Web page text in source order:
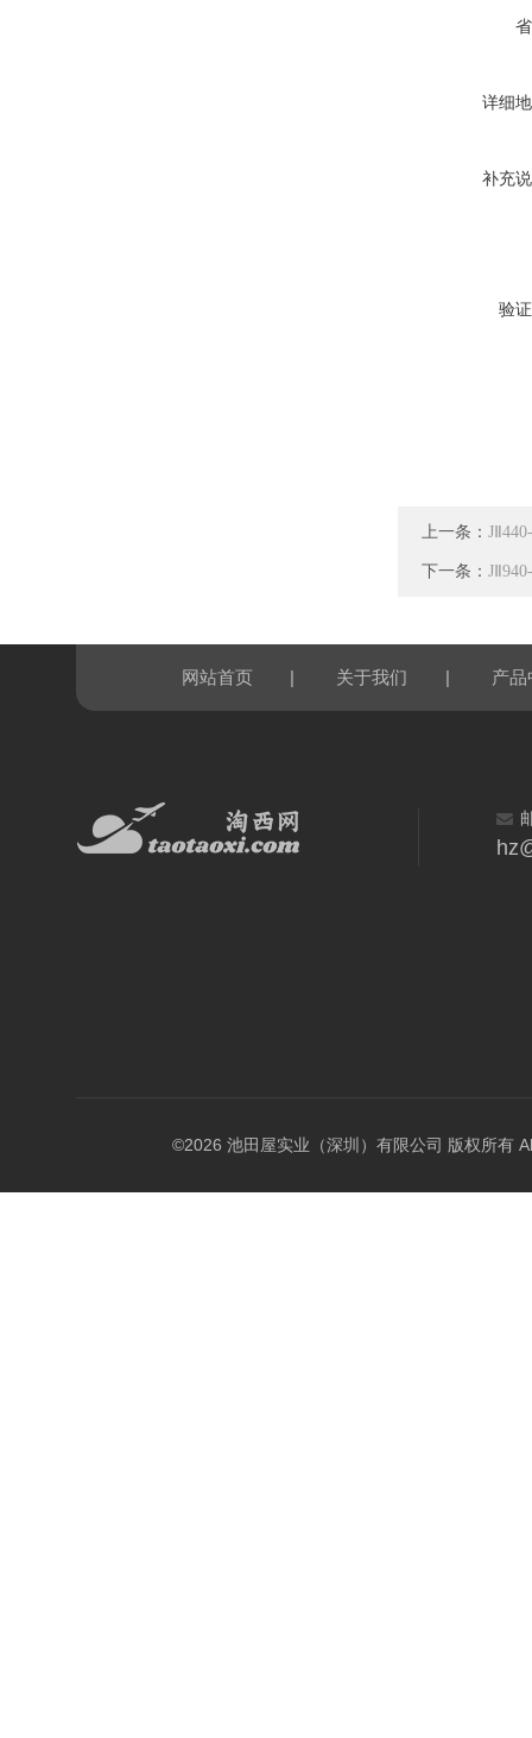
详细
补充
验
上一条：
下一条：
网站首页 | 关于我们 | 产品
©2026 池田屋实业（深圳）有限公司 版权所有